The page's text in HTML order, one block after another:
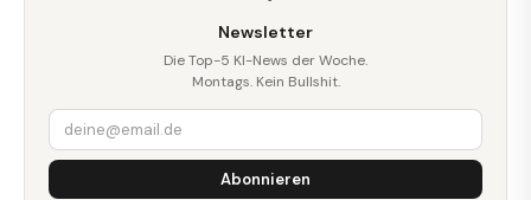
Newsletter
Die Top-5 KI-News der Woche.
Montags. Kein Bullshit.
Abonnieren